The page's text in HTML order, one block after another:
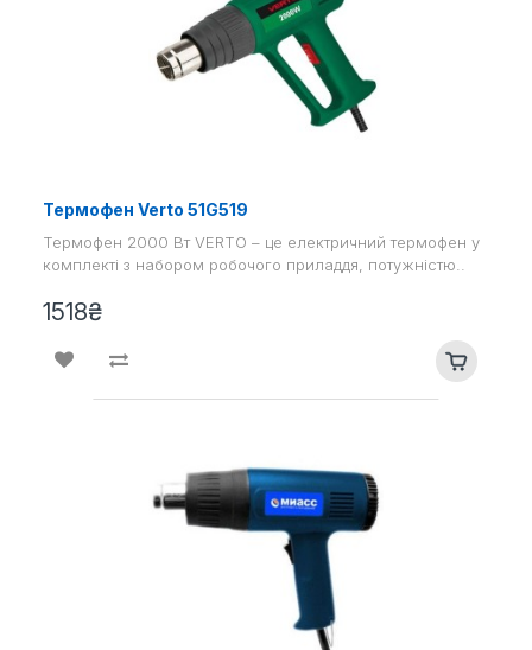
Термофен Verto 51G519
Термофен 2000 Вт VERTO – це електричний термофен у
комплекті з набором робочого приладдя, потужністю..
1518₴